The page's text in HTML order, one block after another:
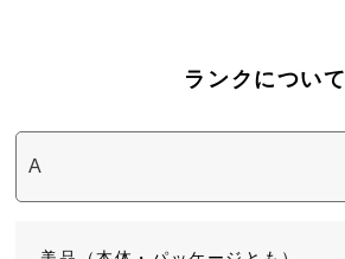
ランクについて